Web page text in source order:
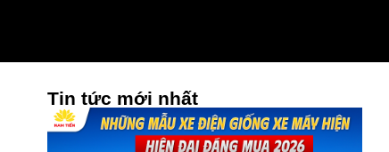
Tin tức mới nhất